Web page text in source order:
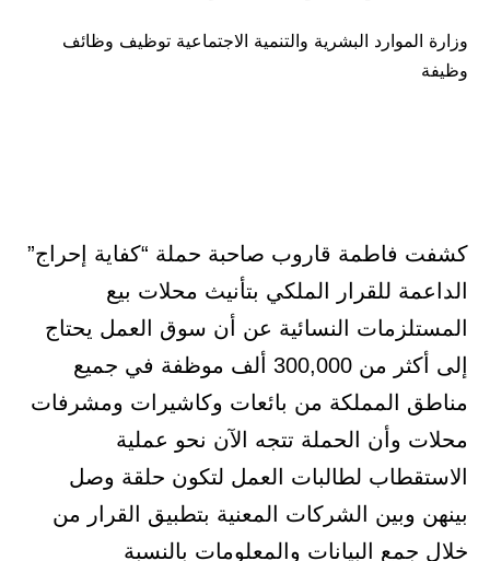
في
وزارة الموارد البشرية والتنمية الاجتماعية توظيف وظائف
وظيفة
كشفت فاطمة قاروب صاحبة حملة “كفاية إحراج”
الداعمة للقرار الملكي بتأنيث محلات بيع
المستلزمات النسائية عن أن سوق العمل يحتاج
إلى أكثر من 300,000 ألف موظفة في جميع
مناطق المملكة من بائعات وكاشيرات ومشرفات
محلات وأن الحملة تتجه الآن نحو عملية
الاستقطاب لطالبات العمل لتكون حلقة وصل
بينهن وبين الشركات المعنية بتطبيق القرار من
خلال جمع البيانات والمعلومات بالنسبة